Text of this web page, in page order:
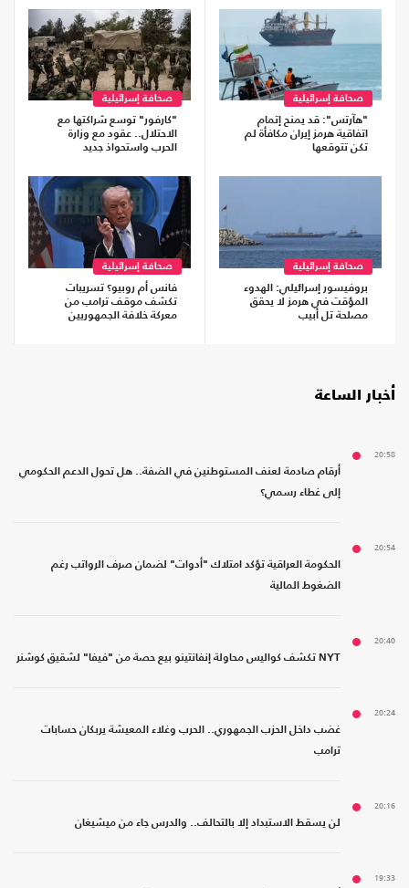
صحافة إسرائيلية
"هآرتس": قد يمنح إتمام
اتفاقية هرمز إيران مكافأة لم
تكن تتوقعها
صحافة إسرائيلية
"كارفور" توسع شراكتها مع
الاحتلال.. عقود مع وزارة
الحرب واستحواذ جديد
صحافة إسرائيلية
بروفيسور إسرائيلي: الهدوء
المؤقت في هرمز لا يحقق
مصلحة تل أبيب
صحافة إسرائيلية
فانس أم روبيو؟ تسريبات
تكشف موقف ترامب من
معركة خلافة الجمهوريين
أخبار الساعة
20:58
أرقام صادمة لعنف المستوطنين في الضفة.. هل تحول الدعم الحكومي
إلى غطاء رسمي؟
20:54
الحكومة العراقية تؤكد امتلاك "أدوات" لضمان صرف الرواتب رغم
الضغوط المالية
20:40
NYT تكشف كواليس محاولة إنفانتينو بيع حصة من "فيفا" لشقيق كوشنر
20:24
غضب داخل الحزب الجمهوري.. الحرب وغلاء المعيشة يربكان حسابات
ترامب
20:16
لن يسقط الاستبداد إلا بالتحالف.. والدرس جاء من ميشيغان
19:33